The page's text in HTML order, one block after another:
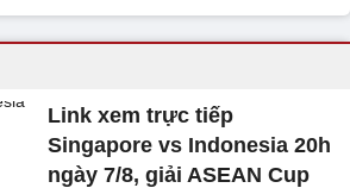
Link xem trực tiếp
Singapore vs Indonesia 20h
ngày 7/8, giải ASEAN Cup